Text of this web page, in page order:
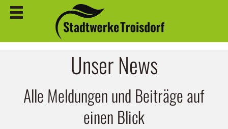
Unser News
Alle Meldungen und Beiträge auf
einen Blick